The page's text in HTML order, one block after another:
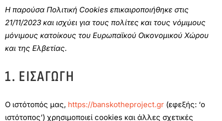
Η παρούσα Πολιτική Cookies επικαιροποιήθηκε στις
21/11/2023 και ισχύει για τους πολίτες και τους νόμιμους
μόνιμους κατοίκους του Ευρωπαϊκού Οικονομικού Χώρου
και της Ελβετίας.
1. ΕΙΣΑΓΩΓΉ
Ο ιστότοπός μας, https://banskotheproject.gr (εφεξής: ‘ο
ιστότοπος’) χρησιμοποιεί cookies και άλλες σχετικές